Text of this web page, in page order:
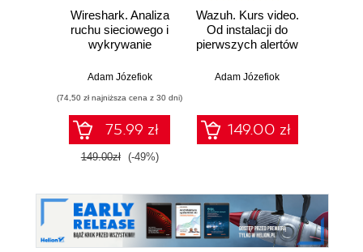
Wireshark. Analiza
ruchu sieciowego i
wykrywanie
Adam Józefiok
(74,50 zł najniższa cena z 30 dni)
75.99 zł
149.00zł (-49%)
Wazuh. Kurs video.
Od instalacji do
pierwszych alertów
Adam Józefiok
149.00 zł